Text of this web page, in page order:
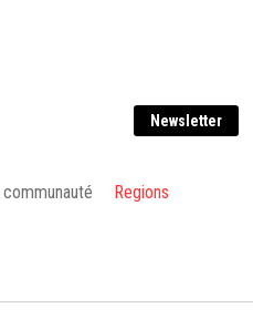
Newsletter
Regions